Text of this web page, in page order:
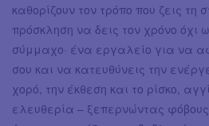
καθορίζουν τον τρόπο που ζεις τη
πρόσκληση να δεις τον χρόνο
σύμμαχο· ένα εργαλείο για να
σου και να κατευθύνεις την
χορό, την έκθεση και το ρίσκο,
ελευθερία – ξεπερνώντας